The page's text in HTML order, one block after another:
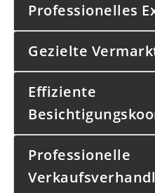
Professionelles
Gezielte
Effiziente
Professionelle